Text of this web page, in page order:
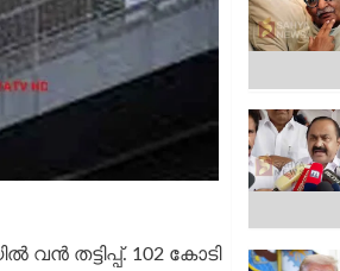
തട്ടിപ്പ്. 102 കോടി